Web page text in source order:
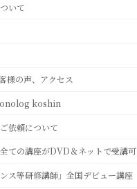
いて
様の声、アクセス
koshin
依頼について
ての講座がDVD＆ネットで受講可
ンス等研修講師」全国デビュー講座